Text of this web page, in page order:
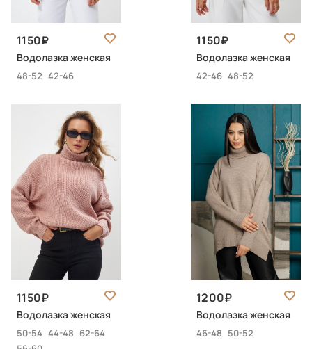
1150
Водолазка женская
48-52 42-46
1150
Водолазка женская
42-46 48-52
1150
Водолазка женская
50-54 44-48 62-64
1200
Водолазка женская
46-48 50-52